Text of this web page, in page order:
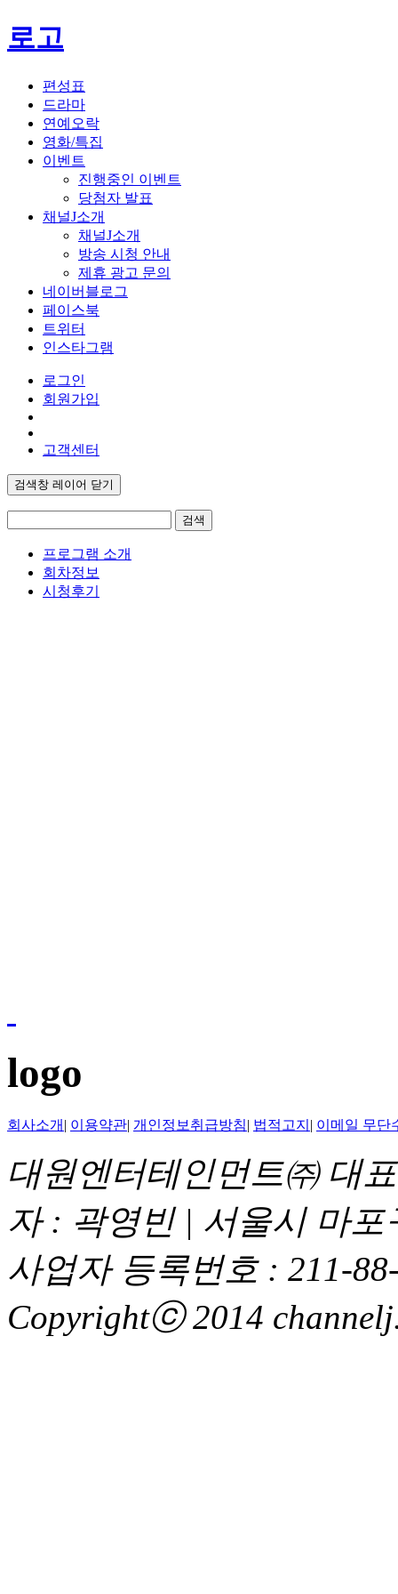
로고
편성표
드라마
연예오락
영화/특집
이벤트
진행중인 이벤트
당첨자 발표
채널J소개
채널J소개
방송 시청 안내
제휴 광고 문의
네이버블로그
페이스북
트위터
인스타그램
로그인
회원가입
고객센터
검색창 레이어 닫기
검색
프로그램 소개
회차정보
시청후기
logo
회사소개 | 이용약관| 개인정보취급방침| 법적고지 | 이메일 무단
대원엔터테인먼트㈜ 대
자 : 곽영빈 | 서울시 마
사업자 등록번호 : 211-
Copyrightⓒ 2014